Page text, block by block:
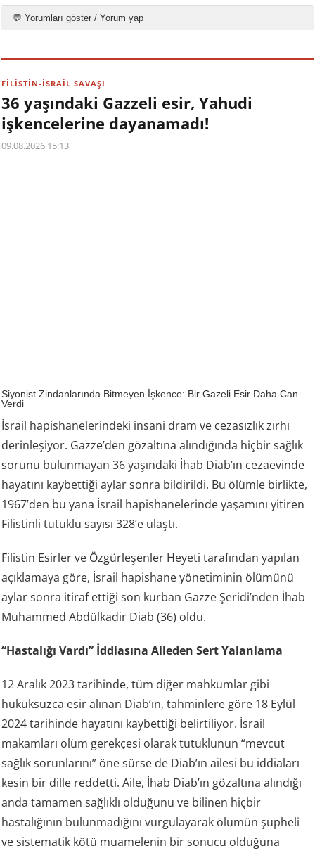
💬 Yorumları göster / Yorum yap
FİLİSTİN-İSRAİL SAVAŞI
36 yaşındaki Gazzeli esir, Yahudi
işkencelerine dayanamadı!
09.08.2026 15:13
Siyonist Zindanlarında Bitmeyen İşkence: Bir Gazeli Esir Daha Can
Verdi
İsrail hapishanelerindeki insani dram ve cezasızlık zırhı
derinleşiyor. Gazze’den gözaltına alındığında hiçbir sağlık
sorunu bulunmayan 36 yaşındaki İhab Diab’ın cezaevinde
hayatını kaybettiği aylar sonra bildirildi. Bu ölümle birlikte,
1967’den bu yana İsrail hapishanelerinde yaşamını yitiren
Filistinli tutuklu sayısı 328’e ulaştı.
Filistin Esirler ve Özgürleşenler Heyeti tarafından yapılan
açıklamaya göre, İsrail hapishane yönetiminin ölümünü
aylar sonra itiraf ettiği son kurban Gazze Şeridi’nden İhab
Muhammed Abdülkadir Diab (36) oldu.
“Hastalığı Vardı” İddiasına Aileden Sert Yalanlama
12 Aralık 2023 tarihinde, tüm diğer mahkumlar gibi
hukuksuzca esir alınan Diab’ın, tahminlere göre 18 Eylül
2024 tarihinde hayatını kaybettiği belirtiliyor. İsrail
makamları ölüm gerekçesi olarak tutuklunun “mevcut
sağlık sorunlarını” öne sürse de Diab’ın ailesi bu iddiaları
kesin bir dille reddetti. Aile, İhab Diab’ın gözaltına alındığı
anda tamamen sağlıklı olduğunu ve bilinen hiçbir
hastalığının bulunmadığını vurgulayarak ölümün şüpheli
ve sistematik kötü muamelenin bir sonucu olduğuna